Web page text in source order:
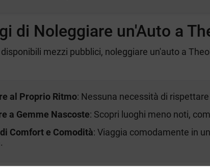
di Noleggiare un'Auto a
mezzi pubblici, noleggiare un'auto a
al Proprio Ritmo: Nessuna necessità di
a Gemme Nascoste: Scopri luoghi meno noti,
Comfort e Comodità: Viaggia comodamente in